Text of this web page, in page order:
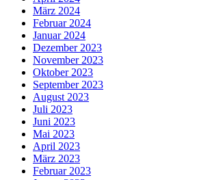
März 2024
Februar 2024
Januar 2024
Dezember 2023
November 2023
Oktober 2023
September 2023
August 2023
Juli 2023
Juni 2023
Mai 2023
April 2023
März 2023
Februar 2023